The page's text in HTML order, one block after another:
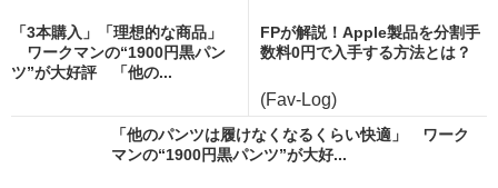
「3本購入」「理想的な商品」
ワークマンの“1900円黒パン
ツ”が大好評 「他の...
FPが解説！Apple製品を分割手
数料0円で入手する方法とは？
(Fav-Log)
「他のパンツは履けなくなるくらい快適」 ワーク
マンの“1900円黒パンツ”が大好...